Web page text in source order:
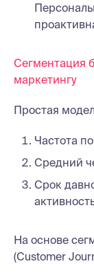
Сегментация
маркетингу
Простая
Частота
Средний
Срок
На основе
(Customer